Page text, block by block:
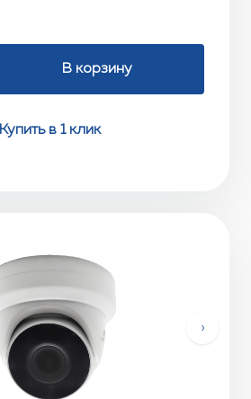
В корзину
Купить в 1 клик
›